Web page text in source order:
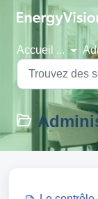
Passer au
Accueil ...